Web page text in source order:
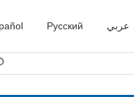
Русский عربي